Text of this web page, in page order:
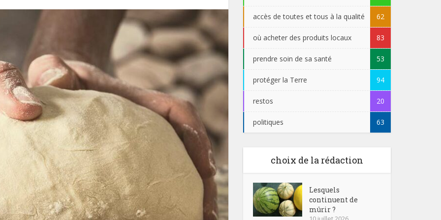
accès de toutes et tous à la qualité 62
où acheter des produits locaux 83
prendre soin de sa santé 53
protéger la Terre 94
restos 20
politiques 63
choix de la rédaction
Lesquels
continuent de
mûrir ?